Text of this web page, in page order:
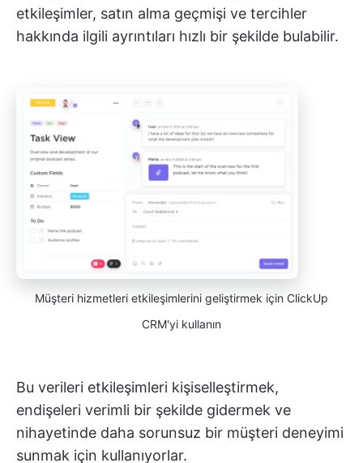
etkileşimler, satın alma geçmişi ve tercihler
hakkında ilgili ayrıntıları hızlı bir şekilde bulabilir.
Müşteri hizmetleri etkileşimlerini geliştirmek için ClickUp
CRM'yi kullanın
Bu verileri etkileşimleri kişiselleştirmek,
endişeleri verimli bir şekilde gidermek ve
nihayetinde daha sorunsuz bir müşteri deneyimi
sunmak için kullanıyorlar.